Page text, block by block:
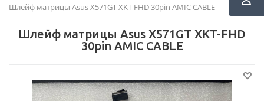
Шлейф матрицы Asus X571GT XKT-FHD 30pin AMIC CABLE
Шлейф матрицы Asus X571GT XKT-FHD
30pin AMIC CABLE